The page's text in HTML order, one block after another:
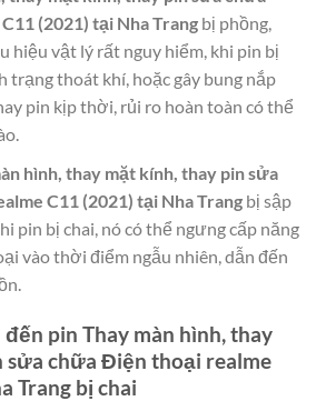
(2021) tại Nha Trangbị phồng,
hiệu vật lý rất nguy hiểm, khi pin bị
trạng thoát khí, hoặc gây bung nắp
pin kịp thời, rủi ro hoàn toàn có thể
hình, thay mặt kính, thay pin sửa
C11 (2021) tại Nha Trangbị sập
pin bị chai, nó có thể ngưng cấp năng
vào thời điểm ngẫu nhiên, dẫn đến
đến pin Thay màn hình, thay
sửa chữa Điện thoại realme
Trang bị chai